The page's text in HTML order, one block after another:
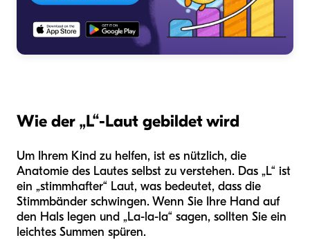
Wie der „L“-Laut gebildet wird
Um Ihrem Kind zu helfen, ist es nützlich, die
Anatomie des Lautes selbst zu verstehen. Das „L“ ist
ein „stimmhafter“ Laut, was bedeutet, dass die
Stimmbänder schwingen. Wenn Sie Ihre Hand auf
den Hals legen und „La-la-la“ sagen, sollten Sie ein
leichtes Summen spüren.